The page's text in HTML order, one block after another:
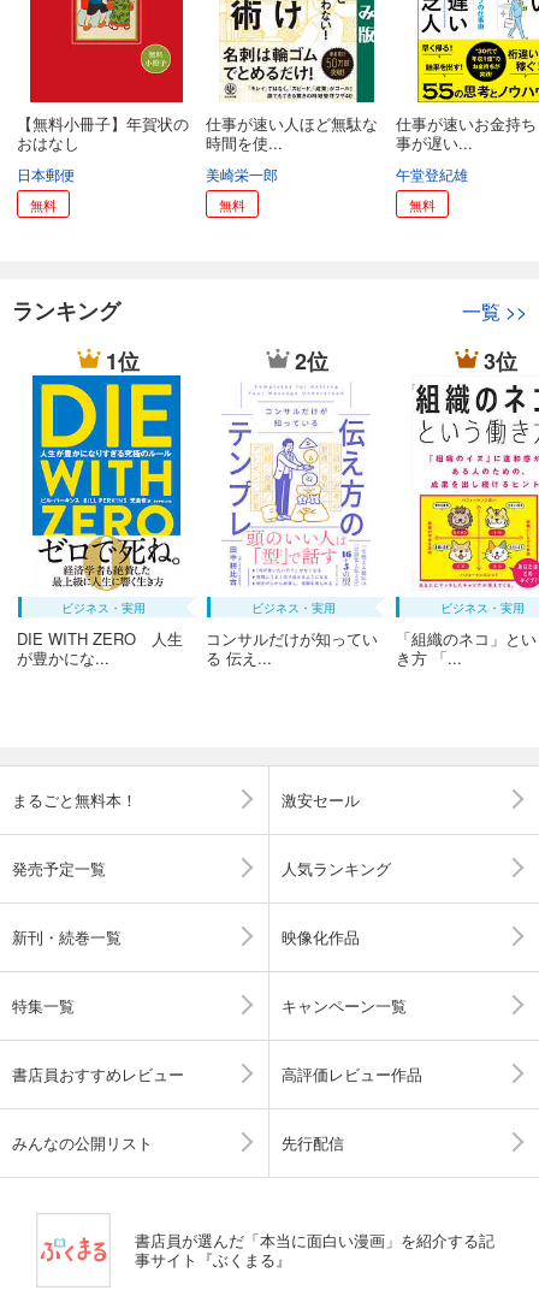
【無料小冊子】年賀状の
おはなし
日本郵便
無料
仕事が速い人ほど無駄な
時間を使...
美崎栄一郎
無料
仕事が速いお金持
事が遅い...
午堂登紀雄
無料
ランキング 一覧 >>
1位
ビジネス・実用
DIE WITH ZERO 人生
が豊かにな...
2位
ビジネス・実用
コンサルだけが知ってい
る 伝え...
3位
ビジネス・実用
「組織のネコ」と
き方 「...
まるごと無料本！ 激安セール
発売予定一覧 人気ランキング
新刊・続巻一覧 映像化作品
特集一覧 キャンペーン一覧
書店員おすすめレビュー 高評価レビュー作品
みんなの公開リスト 先行配信
書店員が選んだ「本当に面白い漫画」を紹介する記
事サイト『ぶくまる』